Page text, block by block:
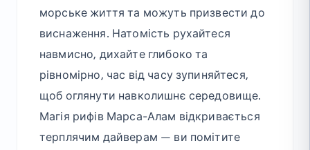
морське життя та можуть призвести до
виснаження. Натомість рухайтеся
навмисно, дихайте глибоко та
рівномірно, час від часу зупиняйтеся,
щоб оглянути навколишнє середовище.
Магія рифів Марса-Алам відкривається
терплячим дайверам — ви помітите